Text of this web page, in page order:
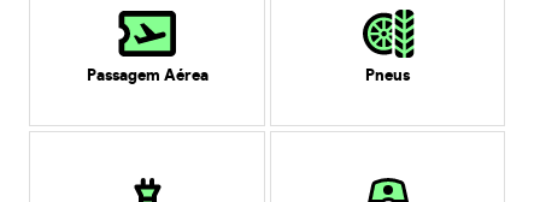
Passagem Aérea Pneus